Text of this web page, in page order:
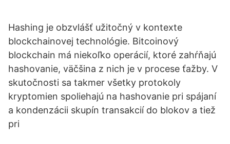
Hashing je obzvlášť užitočný v kontexte
blockchainovej technológie. Bitcoinový
blockchain má niekoľko operácií, ktoré zahŕňajú
hashovanie, väčšina z nich je v procese ťažby. V
skutočnosti sa takmer všetky protokoly
kryptomien spoliehajú na hashovanie pri spájaní
a kondenzácii skupín transakcií do blokov a tiež
pri